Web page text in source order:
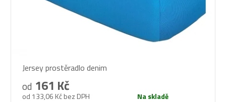
Jersey prostěradlo denim
od 133,06 Kč bez DPH
od 161 Kč
Na skladě